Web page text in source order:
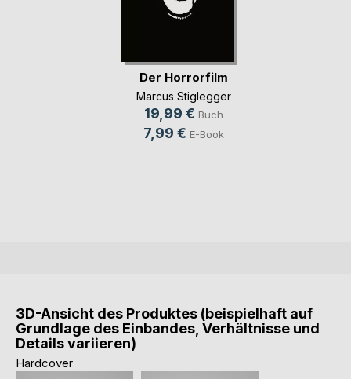
Der Horrorfilm
Marcus Stiglegger
19,99 € Buch
7,99 € E-Book
3D-Ansicht des Produktes (beispielhaft auf
Grundlage des Einbandes, Verhältnisse und
Details variieren)
Hardcover